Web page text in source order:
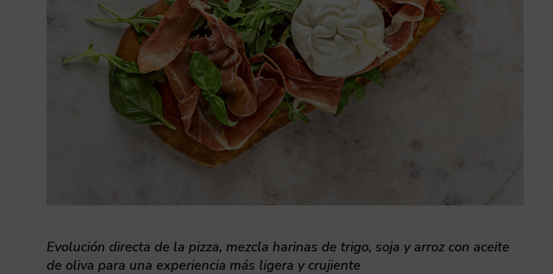
Evolución directa de la pizza, mezcla harinas de trigo, soja y arroz con aceite
de oliva para una experiencia más ligera y crujiente